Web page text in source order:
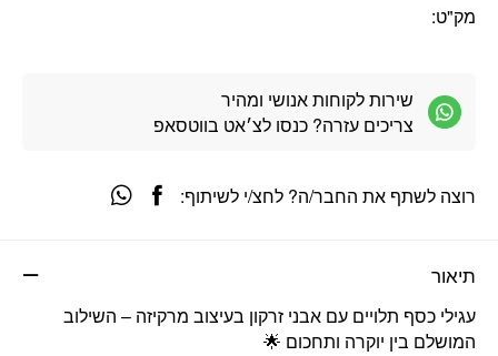
מק"ט:
שירות לקוחות אנושי ומהיר
צריכים עזרה? כנסו לצ׳אט בווטסאפ
תיאור
עגילי כסף תלויים עם אבני זרקון בעיצוב מרקיזה – השילוב
המושלם בין יוקרה ותחכום 🌟
רוצה לשתף את החבר/ה? לחצ/י לשיתוף: